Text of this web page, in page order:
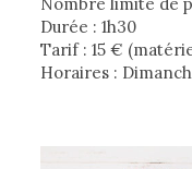
Durée : 1h30
Tarif : 15 ­€
Horaires :